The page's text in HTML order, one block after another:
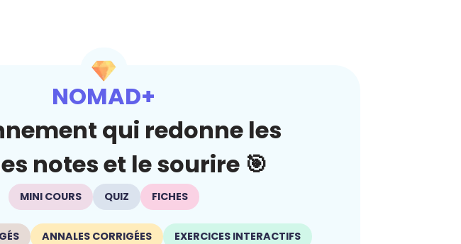
NOMAD+
qui redonne les
notes et le sourire 🎯
MINI COURS QUIZ FICHES
ANNALES CORRIGÉES EXERCICES INTERACTIFS